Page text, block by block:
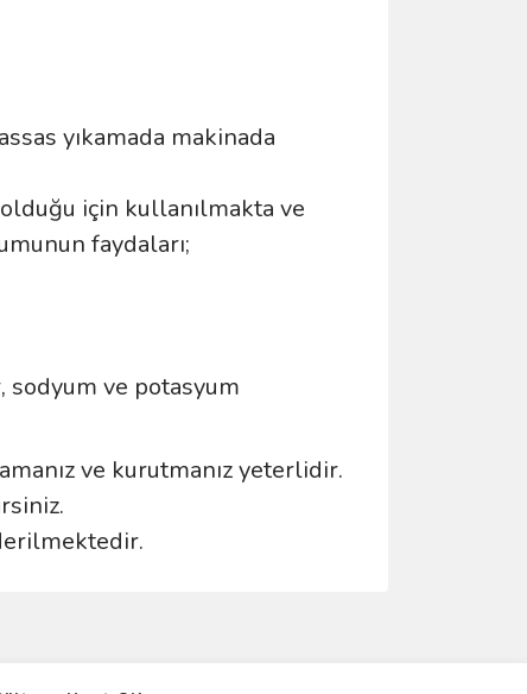
yıkamada makinada
için kullanılmakta ve
faydaları;
sodyum ve potasyum
ve kurutmanız yeterlidir.